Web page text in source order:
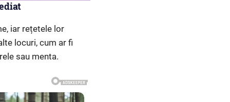
iar rețetele lor
locuri, cum ar fi
sau menta.